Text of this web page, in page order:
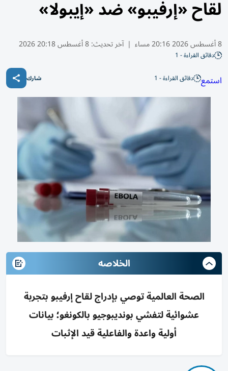
لقاح «إرفيبو» ضد «إيبولا»
8 أغسطس 2026 20:16 مساء | آخر تحديث:8 أغسطس 20:18 2026
دقائق القراءة - 1
استمع دقائق القراءة - 1 شارك
الخلاصه
الصحة العالمية توصي بإدراج لقاح إرفيبو بتجربة
عشوائية لتفشي بونديبوجيو بالكونغو؛ بيانات
أولية واعدة والفاعلية قيد الإثبات